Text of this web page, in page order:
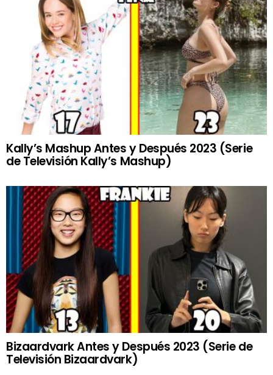
Kally’s Mashup Antes y Después 2023 (Serie
de Televisión Kally’s Mashup)
Bizaardvark Antes y Después 2023 (Serie de
Televisión Bizaardvark)